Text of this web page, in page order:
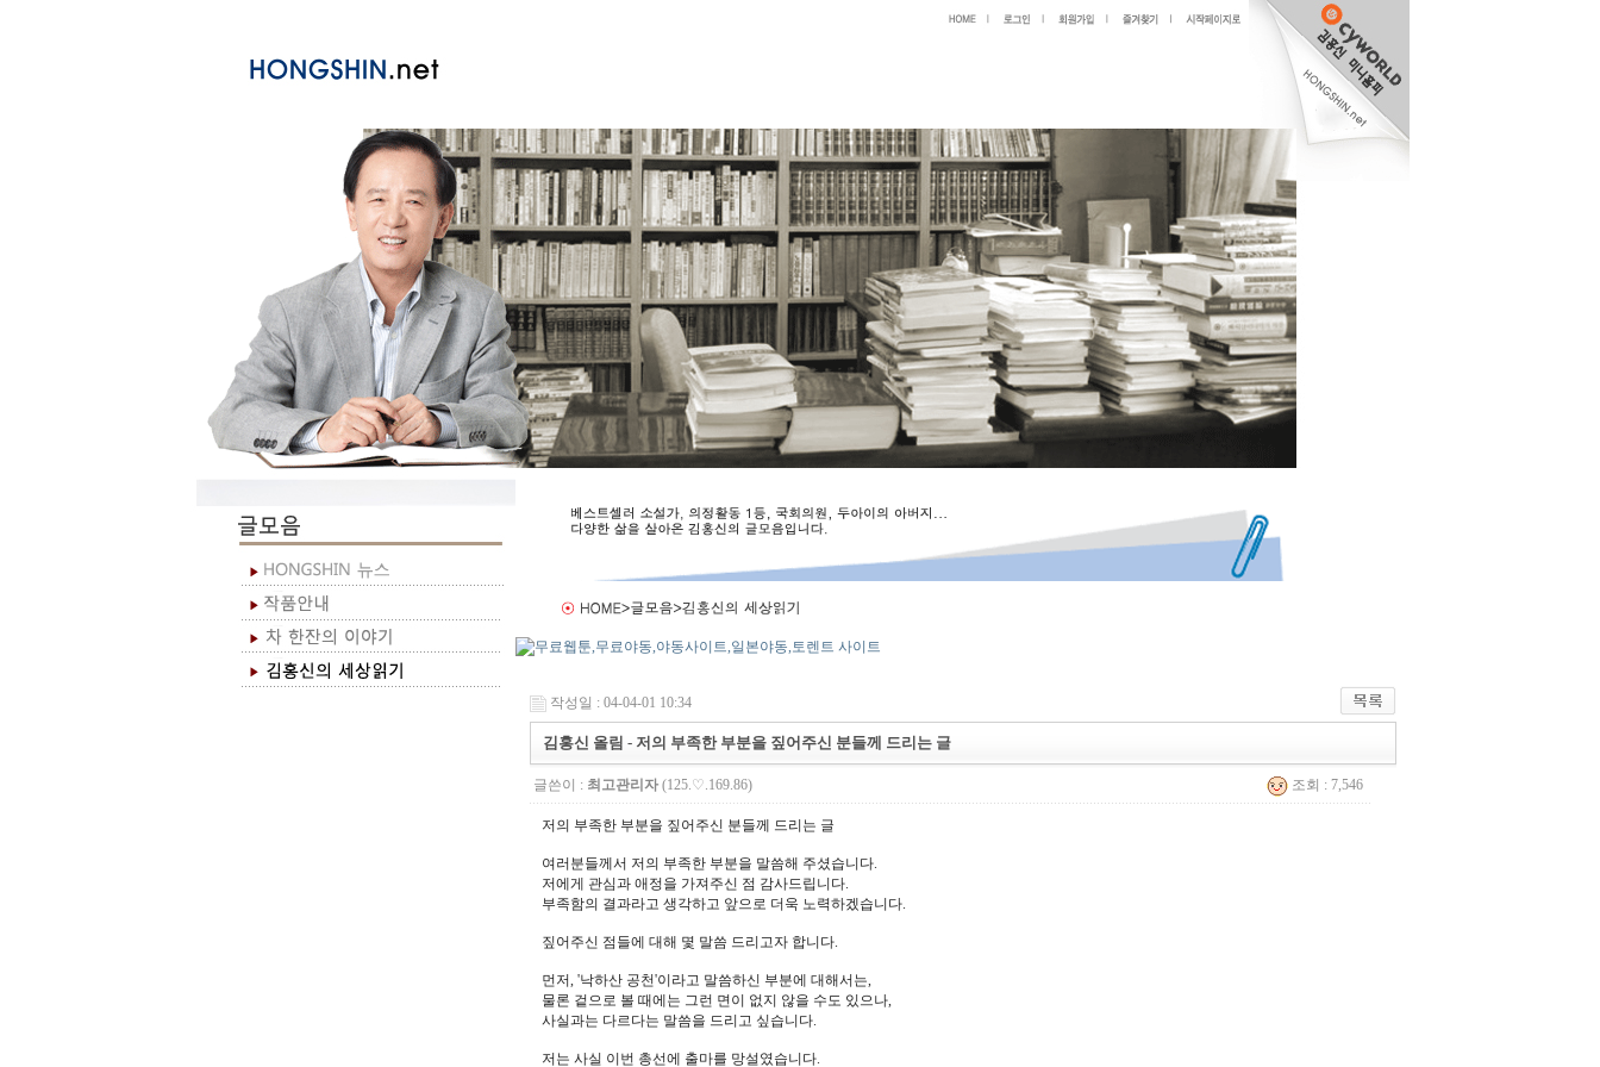
작성일 : 04-04-01 10:34
김홍신 올림 - 저의 부족한 부분을 짚어주신 분들께 드리는 글
글쓴이 : 최고관리자(125.♡.169.86) 조회 : 7,546
저의 부족한 부분을 짚어주신 분들께 드리는 글
여러분들께서 저의 부족한 부분을 말씀해 주셨습니다.
저에게 관심과 애정을 가져주신 점 감사드립니다.
부족함의 결과라고 생각하고 앞으로 더욱 노력하겠습니다.
짚어주신 점들에 대해 몇 말씀 드리고자 합니다.
먼저, '낙하산 공천'이라고 말씀하신 부분에 대해서는,
물론 겉으로 볼 때에는 그런 면이 없지 않을 수도 있으나,
사실과는 다르다는 말씀을 드리고 싶습니다.
저는 사실 이번 총선에 출마를 망설였습니다.